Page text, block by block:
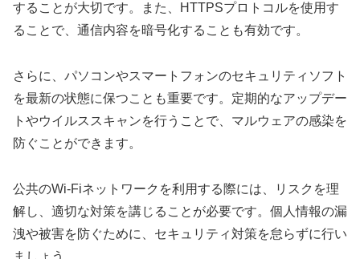
することが大切です。また、HTTPSプロトコルを使用す
ることで、通信内容を暗号化することも有効です。
さらに、パソコンやスマートフォンのセキュリティソフト
を最新の状態に保つことも重要です。定期的なアップデー
トやウイルススキャンを行うことで、マルウェアの感染を
防ぐことができます。
公共のWi-Fiネットワークを利用する際には、リスクを理
解し、適切な対策を講じることが必要です。個人情報の漏
洩や被害を防ぐために、セキュリティ対策を怠らずに行い
ましょう。